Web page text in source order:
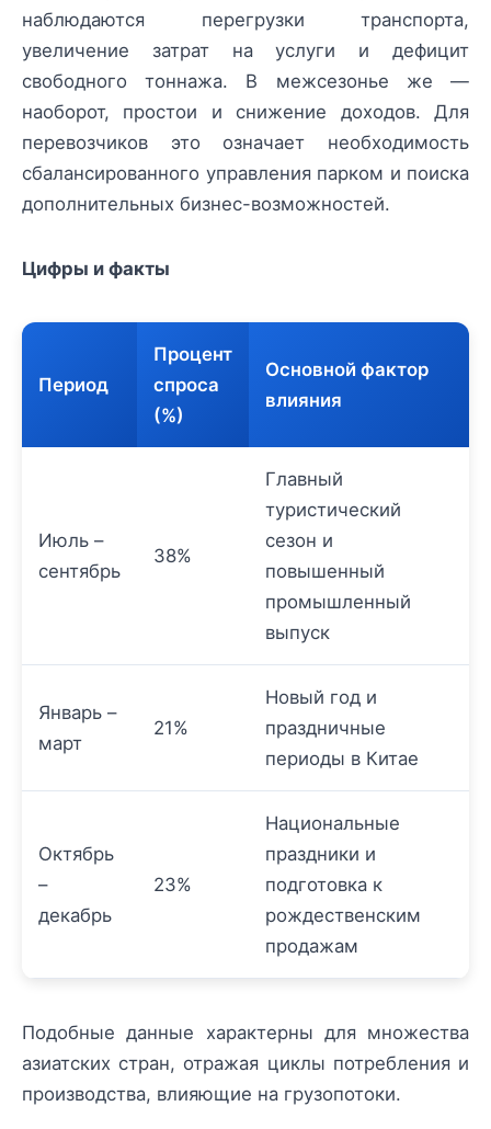
наблюдаются перегрузки транспорта,
увеличение затрат на услуги и дефицит
свободного тоннажа. В межсезонье же —
наоборот, простои и снижение доходов. Для
перевозчиков это означает необходимость
сбалансированного управления парком и поиска
дополнительных бизнес-возможностей.
Цифры и факты
Период
Процент
спроса
(%)
Основной фактор
влияния
Июль –
сентябрь
38%
Главный
туристический
сезон и
повышенный
промышленный
выпуск
Январь –
март
21%
Новый год и
праздничные
периоды в Китае
Октябрь
–
декабрь
23%
Национальные
праздники и
подготовка к
рождественским
продажам
Подобные данные характерны для множества
азиатских стран, отражая циклы потребления и
производства, влияющие на грузопотоки.